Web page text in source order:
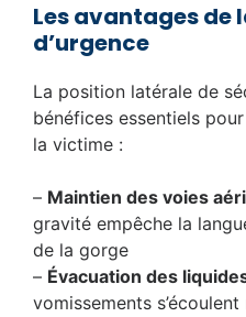
Les avantages de
d’urgence
La position latérale de
bénéfices essentiels
la victime :
– Maintien des voies
gravité empêche la
de la gorge
– Évacuation des
vomissements